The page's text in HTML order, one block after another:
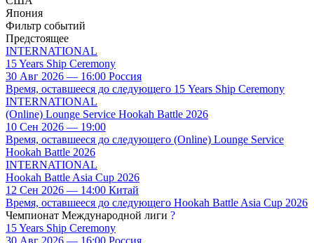
Япония
Фильтр событий
Предстоящее
INTERNATIONAL
15 Years Ship Ceremony
30 Авг 2026 — 16:00 Россия
Время, оставшееся до следующего 15 Years Ship Ceremony
INTERNATIONAL
(Online) Lounge Service Hookah Battle 2026
10 Сен 2026 — 19:00
Время, оставшееся до следующего (Online) Lounge Service
Hookah Battle 2026
INTERNATIONAL
Hookah Battle Asia Cup 2026
12 Сен 2026 — 14:00 Китай
Время, оставшееся до следующего Hookah Battle Asia Cup 2026
Чемпионат Международной лиги ?
15 Years Ship Ceremony
30 Авг 2026 — 16:00 Россия